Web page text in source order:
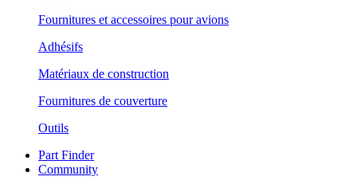
Fournitures et accessoires pour avions
Adhésifs
Matériaux de construction
Fournitures de couverture
Outils
Part Finder
Community